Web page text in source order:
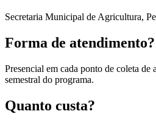
Secretaria Municipal de Agricultura,
Forma de atendimento?
Presencial em cada ponto de coleta de
semestral do programa.
Quanto custa?